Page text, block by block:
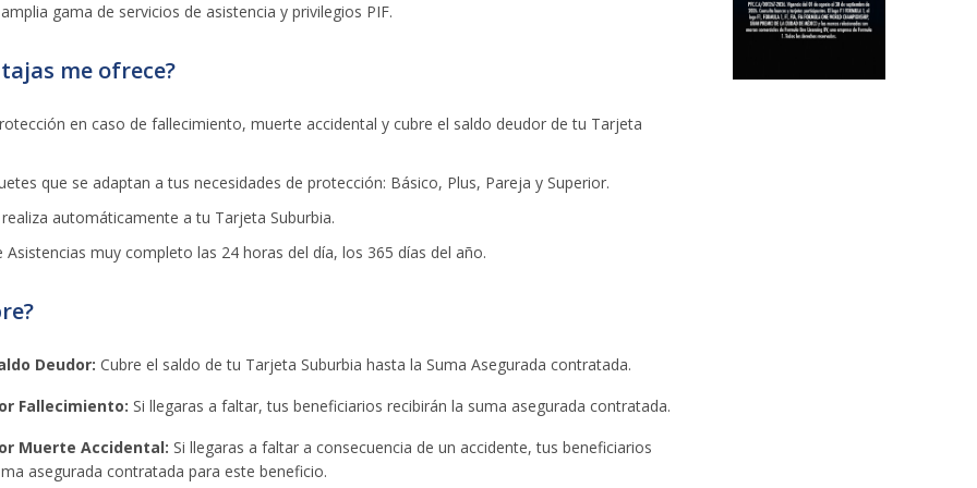
gama de servicios de asistencia y privilegios PIF.
me ofrece?
en caso de fallecimiento, muerte accidental y cubre el saldo deudor de tu Tarjeta
que se adaptan a tus necesidades de protección: Básico, Plus, Pareja y Superior.
automáticamente a tu Tarjeta Suburbia.
Asistencias muy completo las 24 horas del día, los 365 días del año.
Deudor: Cubre el saldo de tu Tarjeta Suburbia hasta la Suma Asegurada contratada.
Fallecimiento: Si llegaras a faltar, tus beneficiarios recibirán la suma asegurada contratada.
Muerte Accidental: Si llegaras a faltar a consecuencia de un accidente, tus beneficiarios
asegurada contratada para este beneficio.